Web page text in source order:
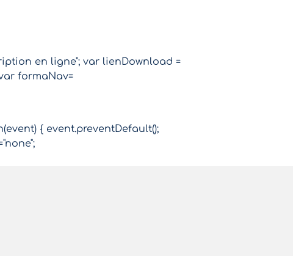
en ligne"; var lienDownload =
formaNav=
{ event.preventDefault();